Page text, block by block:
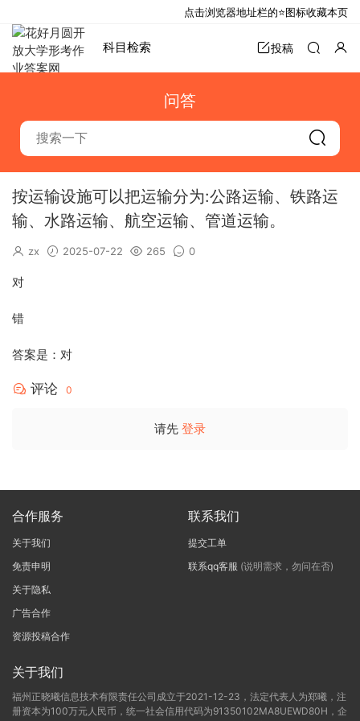
科目检索 投稿
问答
按运输设施可以把运输分为:公路运输、铁路运
输、水路运输、航空运输、管道运输。
zx 2025-07-22 265 0
对
错
答案是：对
评论 0
请先 登录
合作服务
关于我们
免责申明
关于隐私
广告合作
资源投稿合作
联系我们
提交工单
联系qq客服 (说明需求，勿问在否)
关于我们
福州正晓曦信息技术有限责任公司成立于2021-12-23，法定代表人为郑曦，注
册资本为100万元人民币，统一社会信用代码为91350102MA8UEWD80H，企
点击浏览器地址栏的⭐图标收藏本页